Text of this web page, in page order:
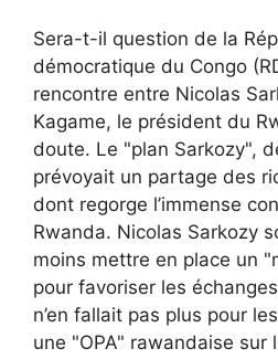
Sera-t-il question de la
démocratique du Congo
rencontre entre Nicolas
Kagame, le président du
doute. Le "plan Sarkozy",
prévoyait un partage des
dont regorge l’immense
Rwanda. Nicolas Sarkozy
moins mettre en place un
pour favoriser les
n’en fallait pas plus pour
une "OPA" rawandaise sur